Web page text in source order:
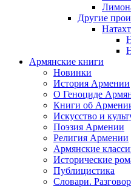
Другие
Армянские книги
Новинки
История Армении
О Геноциде
Книги об
Иcкусство и
Поэзия Армении
Религия Армении
Армянские
Исторические
Публицистика
Словари.